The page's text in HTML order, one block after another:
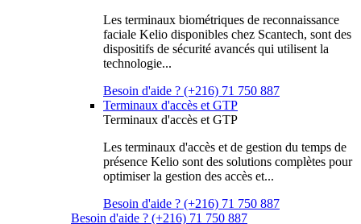
Les terminaux biométriques de reconnaissance
faciale Kelio disponibles chez Scantech, sont des
dispositifs de sécurité avancés qui utilisent la
technologie...
Besoin d'aide ? (+216) 71 750 887
Terminaux d'accès et GTP
Terminaux d'accès et GTP
Les terminaux d'accès et de gestion du temps de
présence Kelio sont des solutions complètes pour
optimiser la gestion des accès et...
Besoin d'aide ? (+216) 71 750 887
Besoin d'aide ? (+216) 71 750 887